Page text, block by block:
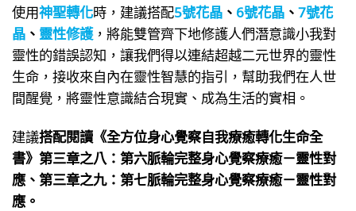
使用神聖轉化時，建議搭配5號花晶 、 6號花晶 、 7號花
晶 、 靈性修護，將能雙管齊下地修護人們潛意識小我對
靈性的錯誤認知，讓我們得以連結超越二元世界的靈性
生命，接收來自內在靈性智慧的指引，幫助我們在人世
間醒覺，將靈性意識結合現實、成為生活的實相。
建議搭配閱讀《全方位身心覺察自我療癒轉化生命全
書》第三章之八：第六脈輪完整身心覺察療癒－靈性對
應、第三章之九：第七脈輪完整身心覺察療癒－靈性對
應。